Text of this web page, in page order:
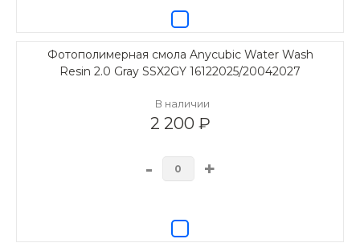
Фотополимерная смола Anycubic Water Wash
Resin 2.0 Gray SSX2GY 16122025/20042027
В наличии
2 200 ₽
- +